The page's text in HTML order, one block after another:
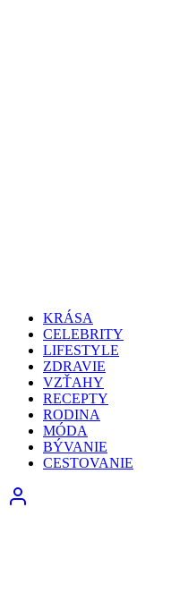
KRÁSA
CELEBRITY
LIFESTYLE
ZDRAVIE
VZŤAHY
RECEPTY
RODINA
MÓDA
BÝVANIE
CESTOVANIE